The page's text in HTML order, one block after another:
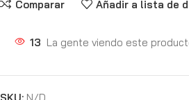
Comparar Añadir a lista de
13 La gente viendo este